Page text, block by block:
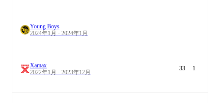
Young Boys
2024年1月 - 2024年1月
Xamax
2022年1月 - 2023年12月
33 1